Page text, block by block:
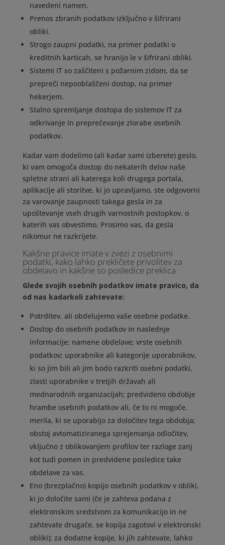
navedeni namen.
Prenos zbranih podatkov izključno v šifrirani
obliki.
Strogo zaupni podatki, na primer podatki o
kreditnih karticah, se hranijo le v šifrirani obliki.
Sistemi IT so zaščiteni s požarnim zidom, da se
prepreči nepooblaščeni dostop, na primer
hekerjem.
Stalno spremljanje dostopa do sistemov IT za
odkrivanje in preprečevanje zlorabe osebnih
podatkov.
Kadar vam dodelimo (ali kadar sami izberete) geslo,
ki vam omogoča dostop do nekaterih delov naše
spletne strani ali katerega koli drugega portala,
aplikacije ali storitve, ki jo upravljamo, ste odgovorni
za varovanje zaupnosti takega gesla in za
upoštevanje vseh drugih varnostnih postopkov, o
katerih vas obvestimo. Prosimo vas, da gesla
nikomur ne razkrijete.
Kakšne pravice imate v zvezi z osebnimi
podatki, kako lahko prekličete privolitev za
obdelavo in kakšne so posledice preklica
Glede svojih osebnih podatkov imate pravico, da
od nas kadarkoli zahtevate:
Potrditev, ali obdelujemo vaše osebne podatke.
Dostop do osebnih podatkov in naslednje
informacije: namene obdelave; vrste osebnih
podatkov; uporabnike ali kategorije uporabnikov,
ki so jim bili ali jim bodo razkriti osebni podatki,
zlasti uporabnike v tretjih državah ali
mednarodnih organizacijah; predvideno obdobje
hrambe osebnih podatkov ali, če to ni mogoče,
merila, ki se uporabijo za določitev tega obdobja;
obstoj avtomatiziranega sprejemanja odločitev,
vključno z oblikovanjem profilov ter razloge zanj
kot tudi pomen in predvidene posledice take
obdelave za vas.
Eno (brezplačno) kopijo osebnih podatkov v obliki,
ki jo določite sami (če je zahteva podana z
elektronskim sredstvom za komunikacijo in ne
zahtevate drugače, se kopija zagotovi v elektronski
obliki); za dodatne kopije, ki jih zahtevate, lahko